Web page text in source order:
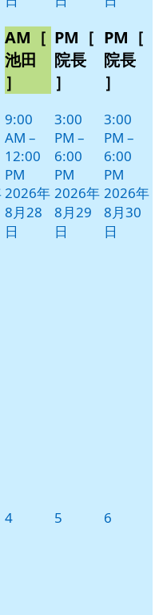
AM［
池田
］
9:00
AM –
12:00
PM
2026年
8月28
日
PM［
院長
］
3:00
PM –
6:00
PM
2026年
8月29
日
PM［
院長
］
3:00
PM –
6:00
PM
2026年
8月30
日
42026
5 6